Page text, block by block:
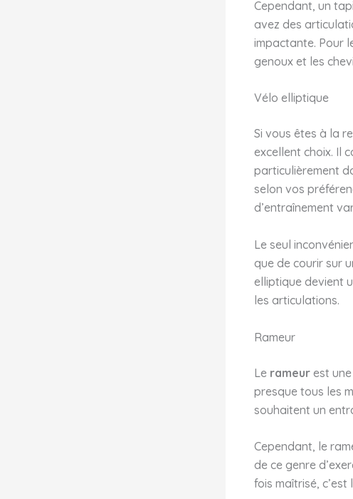
Cependant, un
avez des
impactante. Pour
genoux et les
Vélo elliptique
Si vous êtes à la
excellent choix. Il
particulièrement
selon vos
d’entraînement
Le seul
que de courir sur
elliptique devient
les articulations.
Rameur
Le rameur est
presque tous les
souhaitent un
Cependant, le
de ce genre
fois maîtrisé,